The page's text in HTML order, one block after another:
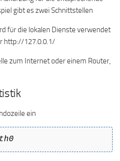
gibt es zwei Schnittstellen
für die lokalen Dienste verwendet
http://127.0.0.1/
zum Internet oder einem Router,
ein